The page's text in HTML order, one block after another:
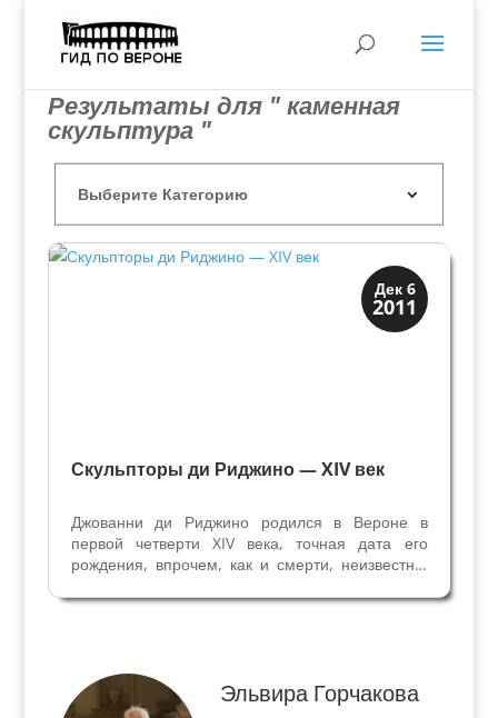
Результаты для " каменная
скульптура "
Дек 6
2011
Скульпторы ди Риджино — XIV век
Джованни ди Риджино родился в Вероне в
первой четверти XIV века, точная дата его
рождения, впрочем, как и смерти, неизвестна.
камню Риджино ди Энрико. Последняя его
Эльвира Горчакова